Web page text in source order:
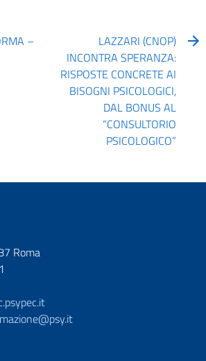
–
LAZZARI (CNOP)
INCONTRA SPERANZA:
RISPOSTE CONCRETE AI
BISOGNI PSICOLOGICI,
DAL BONUS AL
“CONSULTORIO
PSICOLOGICO”
Roma